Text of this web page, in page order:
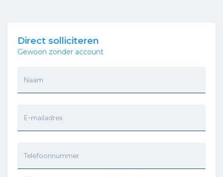
Direct solliciteren
Gewoon zonder account
Naam
E-mailadres
Telefoonnummer